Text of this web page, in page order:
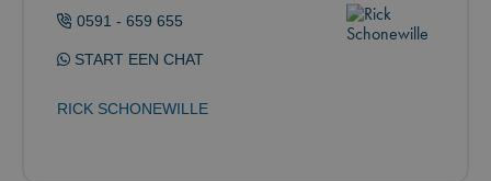
0591 - 659 655
START EEN CHAT
RICK SCHONEWILLE